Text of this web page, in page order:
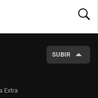
SUBIR
Extra